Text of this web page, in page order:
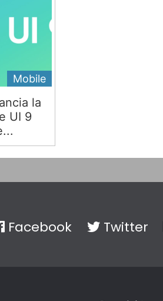
Mobile
la
UI 9
Facebook Twitter